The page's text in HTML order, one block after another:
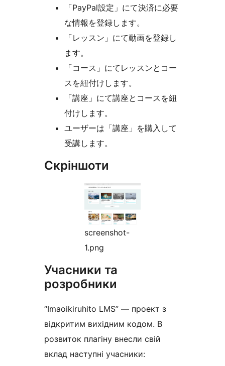
「PayPal設定」にて決済に必要
な情報を登録します。
「レッスン」にて動画を登録し
ます。
「コース」にてレッスンとコー
スを紐付けします。
「講座」にて講座とコースを紐
付けします。
ユーザーは「講座」を購入して
受講します。
Скріншоти
screenshot-
1.png
Учасники та
розробники
“Imaoikiruhito LMS” — проект з
відкритим вихідним кодом. В
розвиток плагіну внесли свій
вклад наступні учасники: